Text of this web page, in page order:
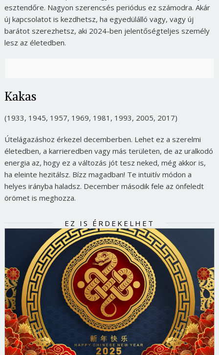
esztendőre. Nagyon szerencsés periódus ez számodra. Akár
új kapcsolatot is kezdhetsz, ha egyedülálló vagy, vagy új
barátot szerezhetsz, aki 2024-ben jelentőségteljes személy
lesz az életedben.
Kakas
(1933, 1945, 1957, 1969, 1981, 1993, 2005, 2017)
Útelágazáshoz érkezel decemberben. Lehet ez a szerelmi
életedben, a karrieredben vagy más területen, de az uralkodó
energia az, hogy ez a változás jót tesz neked, még akkor is,
ha eleinte hezitálsz. Bízz magadban! Te intuitív módon a
helyes irányba haladsz. December második fele az önfeledt
örömet is meghozza.
EZ IS ÉRDEKELHET